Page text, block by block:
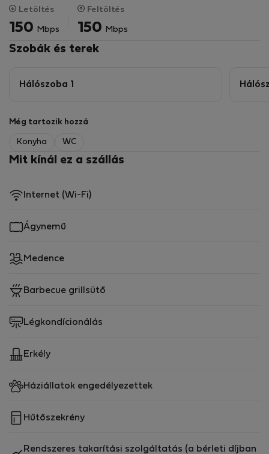
A villa előtti óceán időtől és dagálytól függően
alkalmas úszásra és szörfözésre.
Letöltés
150 Mbps
Feltöltés
150 Mbps
Szobák és terek
Hálószoba 1
Még tartozik hozzá
Konyha WC
Mit kínál ez a szállás
Internet (Wi-Fi)
Ágynemű
Medence
Barbecue grillsütő
Légkondícionálás
Erkély
Háziállatok engedélyezettek
Hűtőszekrény
Rendszeres takarítási szolgáltatás (a bérleti díjban